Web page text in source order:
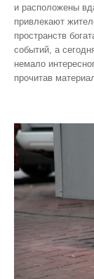
и расположены
привлекают
пространств
событий, а
немало
прочитав